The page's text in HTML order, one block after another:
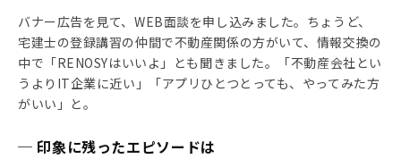
バナー広告を見て、WEB面談を申し込みました。ちょうど、
宅建士の登録講習の仲間で不動産関係の方がいて、情報交換の
中で「RENOSYはいいよ」とも聞きました。「不動産会社とい
うよりIT企業に近い」「アプリひとつとっても、やってみた方
がいい」と。
─ 印象に残ったエピソードは